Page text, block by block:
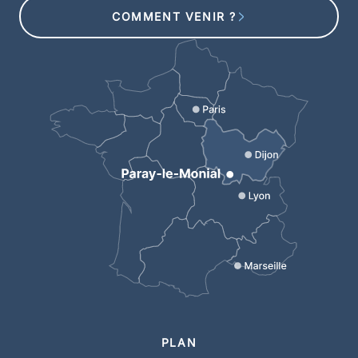
COMMENT VENIR ?
PLAN